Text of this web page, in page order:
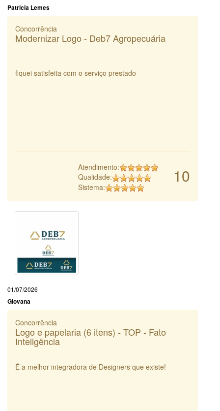
Patricia Lemes
Concorrência
Modernizar Logo - Deb7 Agropecuária
fiquei satisfeita com o serviço prestado
10
Atendimento:
Qualidade:
Sistema:
01/07/2026
Giovana
Concorrência
Logo e papelaria (6 itens) - TOP - Fato
Inteligência
É a melhor integradora de Designers que existe!